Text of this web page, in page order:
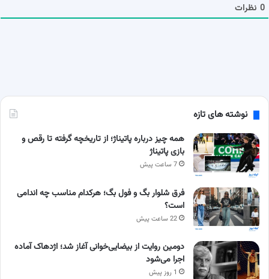
0 نظرات
نوشته های تازه
همه چیز درباره پاتیناژ؛ از تاریخچه گرفته تا رقص و
بازی پاتیناژ
7 ساعت پیش
فرق شلوار بگ و فول بگ؛ هرکدام مناسب چه اندامی
است؟
22 ساعت پیش
دومین روایت از بیضایی‌خوانی آغاز شد؛ اژدهاک آماده
اجرا می‌شود
1 روز پیش